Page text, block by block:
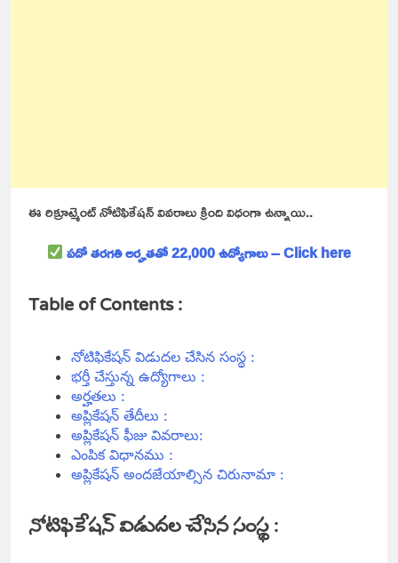
ఈ రిక్రూట్మెంట్ నోటిఫికేషన్ వివరాలు క్రింది విధంగా ఉన్నాయి..
పదో తరగతి అర్హతతో 22,000 ఉద్యోగాలు – Click here
Table of Contents :
నోటిఫికేషన్ విడుదల చేసిన సంస్థ :
భర్తీ చేస్తున్న ఉద్యోగాలు :
అర్హతలు :
అప్లికేషన్ తేదీలు :
అప్లికేషన్ ఫీజు వివరాలు:
ఎంపిక విధానము :
అప్లికేషన్ అందజేయాల్సిన చిరునామా :
నోటిఫికేషన్ విడుదల చేసిన సంస్థ :